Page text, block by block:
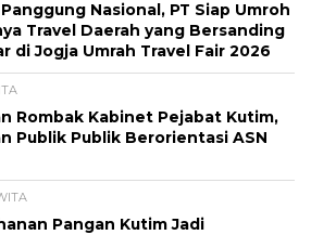
Nasional, PT Siap Umroh
Travel Daerah yang Bersanding
di Jogja Umrah Travel Fair 2026
Rombak Kabinet Pejabat Kutim,
Publik Publik Berorientasi ASN
Pangan Kutim Jadi